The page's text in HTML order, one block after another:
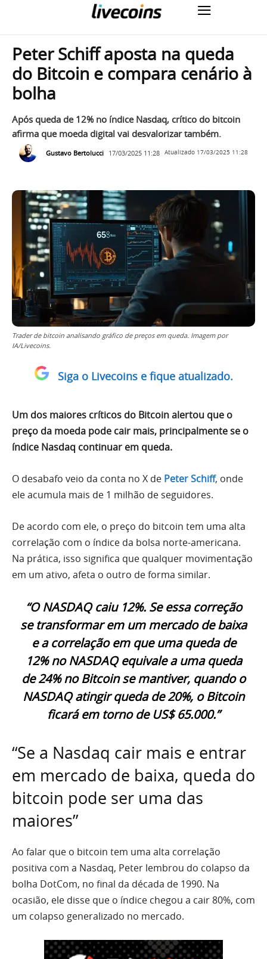
Peter Schiff aposta na queda
do Bitcoin e compara cenário à
bolha
Após queda de 12% no índice Nasdaq, crítico do bitcoin
afirma que moeda digital vai desvalorizar também.
Gustavo Bertolucci 17/03/2025 11:28 Atualizado 17/03/2025 11:28
Trader de bitcoin analisando gráfico de preços em queda. Imagem por
IA/Livecoins.
Siga o Livecoins e fique atualizado.
Um dos maiores críticos do Bitcoin alertou que o
preço da moeda pode cair mais, principalmente se o
índice Nasdaq continuar em queda.
O desabafo veio da conta no X de Peter Schiff, onde
ele acumula mais de 1 milhão de seguidores.
De acordo com ele, o preço do bitcoin tem uma alta
correlação com o índice da bolsa norte-americana.
Na prática, isso significa que qualquer movimentação
em um ativo, afeta o outro de forma similar.
“O NASDAQ caiu 12%. Se essa correção
se transformar em um mercado de baixa
e a correlação em que uma queda de
12% no NASDAQ equivale a uma queda
de 24% no Bitcoin se mantiver, quando o
NASDAQ atingir queda de 20%, o Bitcoin
ficará em torno de US$ 65.000.”
“Se a Nasdaq cair mais e entrar
em mercado de baixa, queda do
bitcoin pode ser uma das
maiores”
Ao falar que o bitcoin tem uma alta correlação
positiva com a Nasdaq, Peter lembrou do colapso da
bolha DotCom, no final da década de 1990. Na
ocasião, ele disse que o índice chegou a cair 80%, com
um colapso generalizado no mercado.